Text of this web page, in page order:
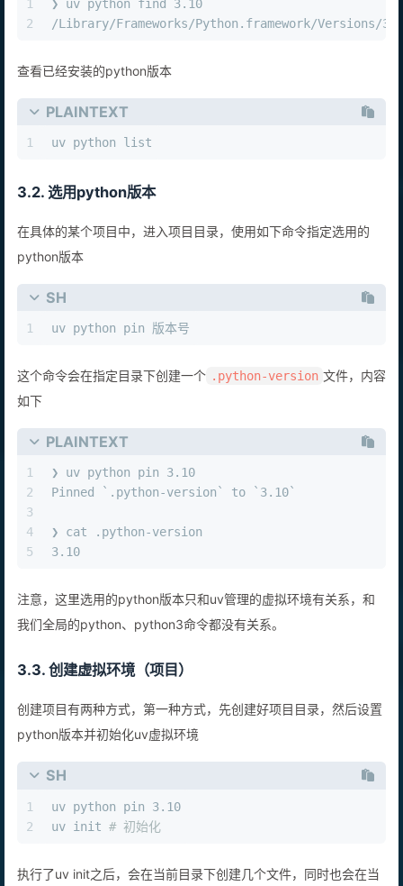
1
2
❯ uv python find 3.10
/Library/Frameworks/Python.framework/Versions/
查看已经安装的python版本
PLAINTEXT
1 uv python list
3.2. 选用python版本
在具体的某个项目中，进入项目目录，使用如下命令指定选用的
python版本
SH
1 uv python pin 版本号
这个命令会在指定目录下创建一个 .python-version 文件，内容
如下
PLAINTEXT
1
2
3
4
5
❯ uv python pin
Pinned `.python-version` to `3.10`
❯ cat .python-version
3.10
注意，这里选用的python版本只和uv管理的虚拟环境有关系，和
我们全局的python、python3命令都没有关系。
3.3. 创建虚拟环境（项目）
创建项目有两种方式，第一种方式，先创建好项目目录，然后设置
python版本并初始化uv虚拟环境
SH
1
2
uv python pin 3.10
uv init # 初始化
执行了uv init之后，会在当前目录下创建几个文件，同时也会在当